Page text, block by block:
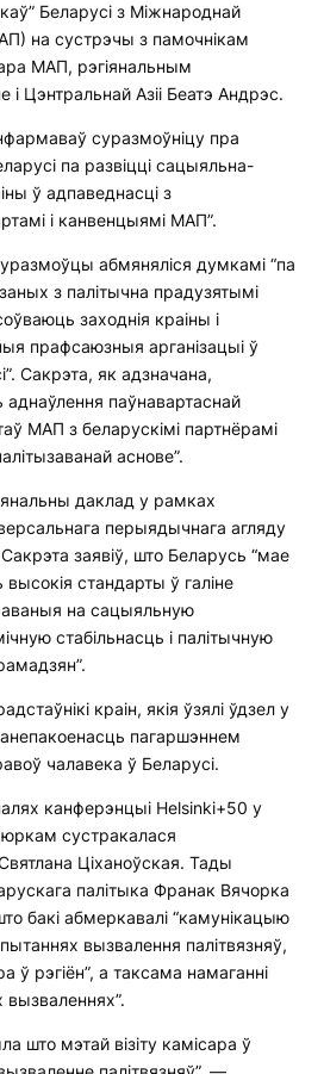
Беларусі з Міжнароднай
на сустрэчы з памочнікам
МАП, рэгіянальным
Цэнтральнай Азіі Беатэ Андрэс.
суразмоўніцу пра
па развіцці сацыяльна-
ў адпаведнасці з
і канвенцыямі МАП”.
абмяняліся думкамі “па
з палітычна прадузятымі
заходнія краіны і
прафсаюзныя арганізацыі ў
Сакрэта, як адзначана,
аднаўлення паўнавартаснай
МАП з беларускімі партнёрамі
аснове”.
даклад у рамках
перыядычнага агляду
заявіў, што Беларусь “мае
стандарты ў галіне
на сацыяльную
стабільнасць і палітычную
краін, якія ўзялі ўдзел у
пагаршэннем
чалавека ў Беларусі.
канферэнцыі Helsinki+50 у
сустракалася
Ціханоўская. Тады
палітыка Франак Вячорка
бакі абмеркавалі “камунікацыю
вызвалення палітвязняў,
ў рэгіён”, а таксама намаганні
што мэтай візіту камісара ў